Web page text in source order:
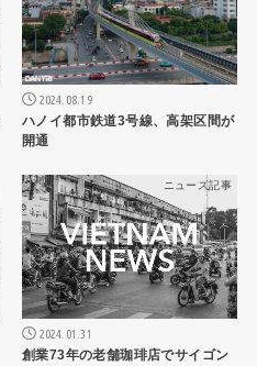
2024.08.19
ハノイ都市鉄道3号線、高架区間が
開通
ニュース記事
2024.01.31
創業73年の老舗珈琲店でサイゴン